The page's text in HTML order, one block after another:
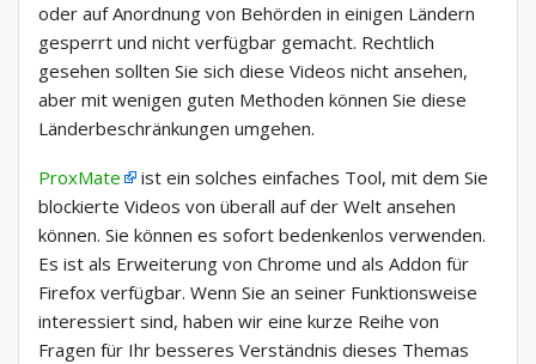
oder auf Anordnung von Behörden in einigen Ländern
gesperrt und nicht verfügbar gemacht. Rechtlich
gesehen sollten Sie sich diese Videos nicht ansehen,
aber mit wenigen guten Methoden können Sie diese
Länderbeschränkungen umgehen.
ProxMate
ist ein solches einfaches Tool, mit dem Sie
blockierte Videos von überall auf der Welt ansehen
können. Sie können es sofort bedenkenlos verwenden.
Es ist als Erweiterung von Chrome und als Addon für
Firefox verfügbar. Wenn Sie an seiner Funktionsweise
interessiert sind, haben wir eine kurze Reihe von
Fragen für Ihr besseres Verständnis dieses Themas